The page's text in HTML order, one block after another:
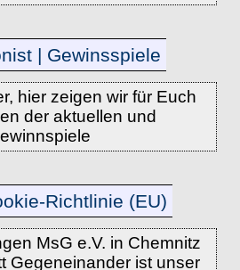
| Gewinsspiele
hier zeigen wir für Euch
der aktuellen und
Richtlinie (EU)
MsG e.V. in Chemnitz
Gegeneinander ist unser